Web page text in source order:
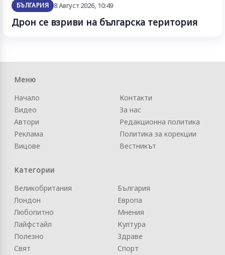
БЪЛГАРИЯ 8 Август 2026, 10:49
Дрон се взриви на българска територия
Меню
Начало
Видео
Автори
Реклама
Вицове
Контакти
За нас
Редакционна политика
Политика за корекции
Вестникът
Категории
Великобритания
Лондон
Любопитно
Лайфстайл
Полезно
Свят
България
Европа
Мнения
Култура
Здраве
Спорт